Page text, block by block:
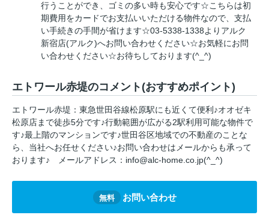
行うことができ、ゴミの多い時も安心です☆こちらは初
期費用をカードでお支払いいただける物件なので、支払
い手続きの手間が省けます☆03-5338-1338よりアルク
新宿店(アルク)へお問い合わせください☆お気軽にお問
い合わせください☆お待ちしております(^_^)
エトワール赤堤のコメント(おすすめポイント)
エトワール赤堤：東急世田谷線松原駅にも近くて便利♪オオゼキ
松原店まで徒歩5分です♪行動範囲が広がる2駅利用可能な物件で
す♪最上階のマンションです♪世田谷区地域での不動産のことな
ら、当社へお任せください♪お問い合わせはメールからも承って
おります♪ メールアドレス：info@alc-home.co.jp(^_^)
無料 お問い合わせ